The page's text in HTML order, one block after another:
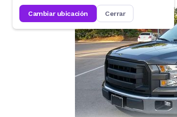
cambiar ubicación cerrar